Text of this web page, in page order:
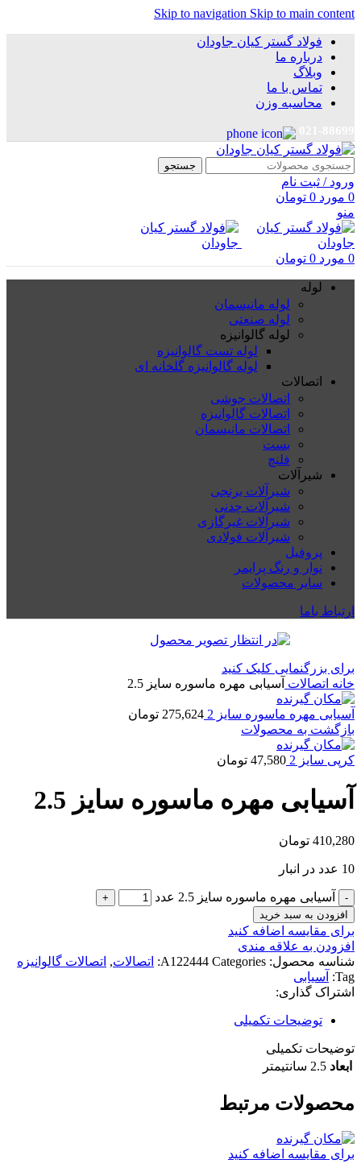
Skip to navigation Skip to main content
فولاد گستر کیان جاودان
درباره ما
وبلاگ
تماس با ما
محاسبه وزن
جستجو
ورود / ثبت نام
0 مورد 0 تومان
منو
0 مورد 0 تومان
لوله
لوله مانیسمان
لوله صنعتی
لوله گالوانیزه
لوله تست گالوانیزه
لوله گالوانیزه گلخانه ای
اتصالات
اتصالات جوشی
اتصالات گالوانیزه
اتصالات مانیسمان
بست
فلنچ
شیرآلات
شیرآلات برنجی
شیرآلات چدنی
شیرآلات غیرگازی
شیرآلات فولادی
پروفیل
نوار و رنگ پرایمر
سایر محصولات
ارتباط باما
برای بزرگنمایی کلیک کنید
خانه اتصالات آسیابی مهره ماسوره سایز 2.5
آسیابی مهره ماسوره سایز 2 275,624 تومان
بازگشت به محصولات
کرپی سایز 2 47,580 تومان
آسیابی مهره ماسوره سایز 2.5
410,280 تومان
10 عدد در انبار
آسیابی مهره ماسوره سایز 2.5 عدد
افزودن به سبد خرید
برای مقایسه اضافه کنید
افزودن به علاقه مندی
شناسه محصول:
A122444 Categories: اتصالات, اتصالات گالوانیزه
Tag:
آسیابی
اشتراک گذاری:
توضیحات تکمیلی
توضیحات تکمیلی
ابعاد 2.5 سانتیمتر
محصولات مرتبط
برای مقایسه اضافه کنید